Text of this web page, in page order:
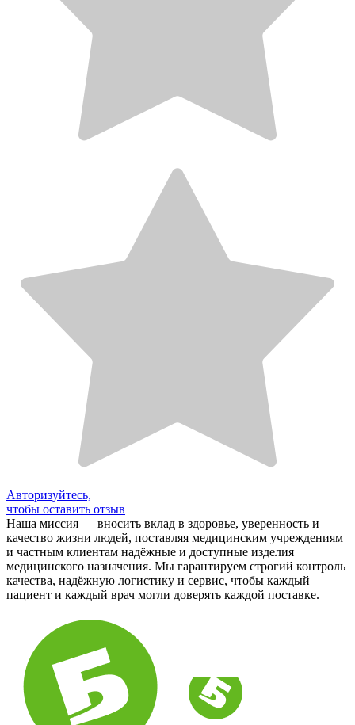
Авторизуйтесь,
чтобы оставить отзыв
Наша миссия — вносить вклад в здоровье, уверенность и
качество жизни людей, поставляя медицинским учреждениям
и частным клиентам надёжные и доступные изделия
медицинского назначения. Мы гарантируем строгий контроль
качества, надёжную логистику и сервис, чтобы каждый
пациент и каждый врач могли доверять каждой поставке.